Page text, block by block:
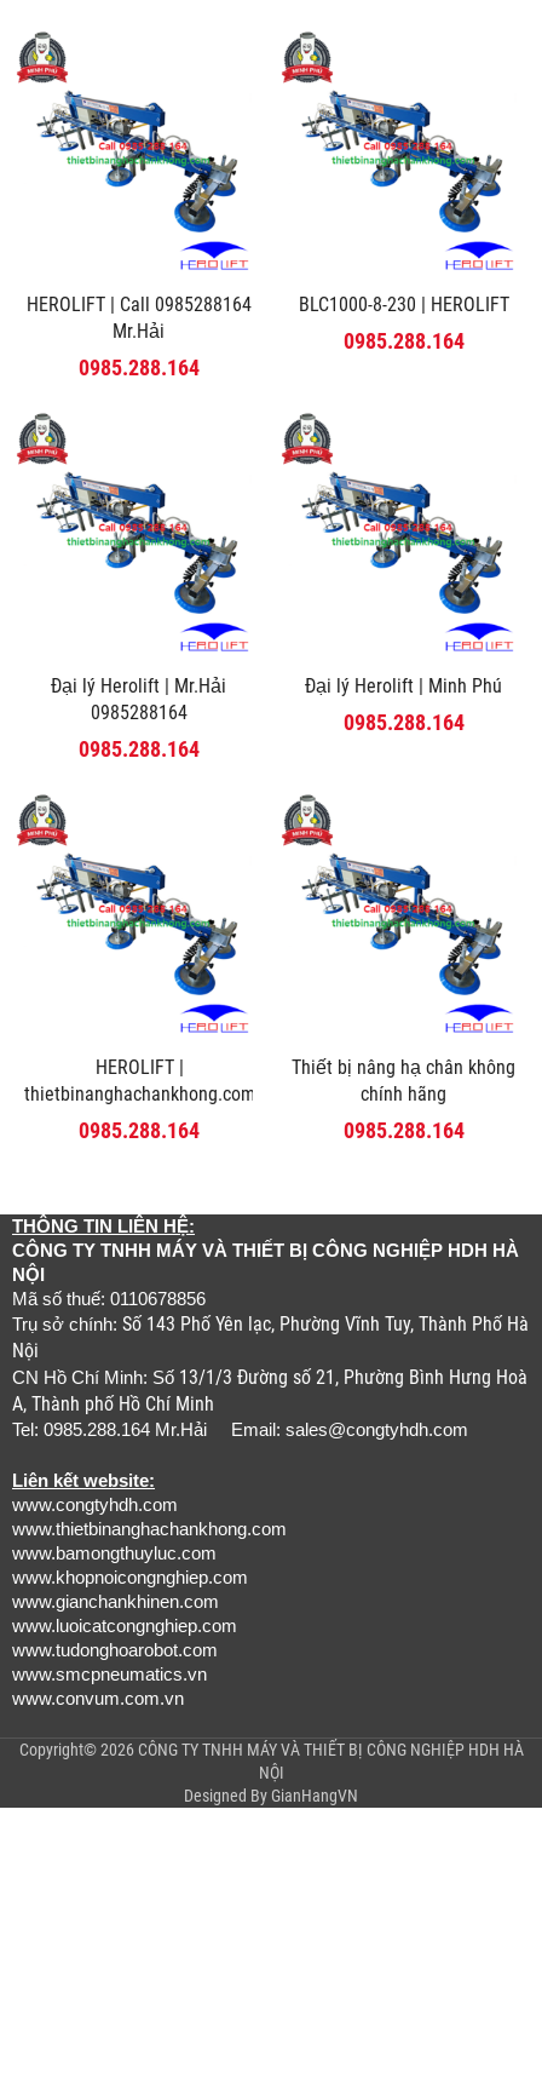
HEROLIFT | Call 0985288164
Mr.Hải
0985.288.164
BLC1000-8-230 | HEROLIFT
0985.288.164
Đại lý Herolift | Mr.Hải
0985288164
0985.288.164
Đại lý Herolift | Minh Phú
0985.288.164
HEROLIFT |
thietbinanghachankhong.com
0985.288.164
Thiết bị nâng hạ chân không
chính hãng
0985.288.164
THÔNG TIN LIÊN HỆ:
CÔNG TY TNHH MÁY VÀ THIẾT BỊ CÔNG NGHIỆP HDH HÀ
NỘI
Mã số thuế: 0110678856
Trụ sở chính: Số 143 Phố Yên lạc, Phường Vĩnh Tuy, Thành Phố Hà
Nội
CN Hồ Chí Minh: Số 13/1/3 Đường số 21, Phường Bình Hưng Hoà
A, Thành phố Hồ Chí Minh
Tel: 0985.288.164 Mr.Hải Email: sales@congtyhdh.com
Liên kết website:
www.congtyhdh.com
www.thietbinanghachankhong.com
www.bamongthuyluc.com
www.khopnoicongnghiep.com
www.gianchankhinen.com
www.luoicatcongnghiep.com
www.tudonghoarobot.com
www.smcpneumatics.vn
www.convum.com.vn
Copyright© 2026 CÔNG TY TNHH MÁY VÀ THIẾT BỊ CÔNG NGHIỆP HDH HÀ
NỘI
Designed By GianHangVN